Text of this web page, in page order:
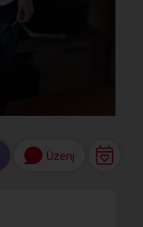
Üzenj